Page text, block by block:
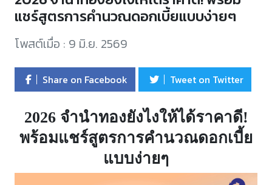
แชร์สูตรการคำนวณดอกเบี้ยแบบง่ายๆ
โพสต์เมื่อ : 9 มิ.ย. 2569
Share on Facebook Tweet on Twitter
2026 จำนำทองยังไงให้ได้ราคาดี!
พร้อมแชร์สูตรการคำนวณดอกเบี้ย
แบบง่ายๆ